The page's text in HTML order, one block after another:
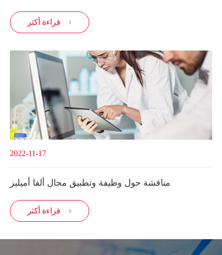
قراءة أكثر 
2022-11-17
مناقشة حول وظيفة وتطبيق مجال ألفا أميليز
قراءة أكثر 